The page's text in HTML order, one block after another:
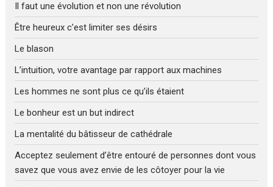
Il faut une évolution et non une révolution
Être heureux c’est limiter ses désirs
Le blason
L’intuition, votre avantage par rapport aux machines
Les hommes ne sont plus ce qu’ils étaient
Le bonheur est un but indirect
La mentalité du bâtisseur de cathédrale
Acceptez seulement d’être entouré de personnes dont vous
savez que vous avez envie de les côtoyer pour la vie